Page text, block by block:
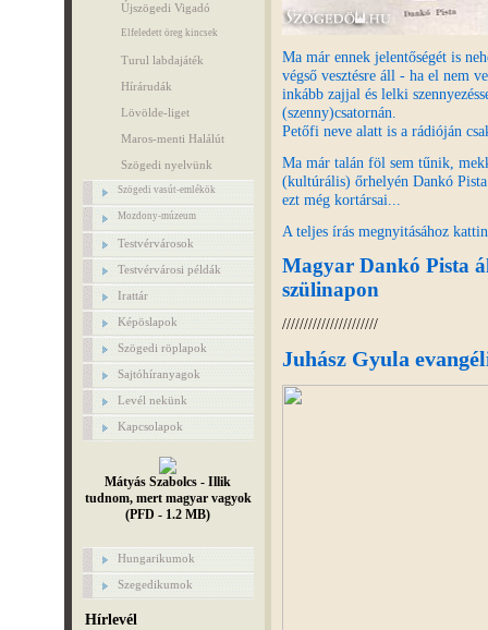
Újszögedi Vigadó
Elfeledett öreg kincsek
Turul labdajáték
Hírárudák
Lövölde-liget
Maros-menti Halálút
Szögedi nyelvünk
Szögedi vasút-emlékök
Mozdony-múzeum
Testvérvárosok
Testvérvárosi példák
Irattár
Képöslapok
Szögedi röplapok
Sajtóhíranyagok
Levél nekünk
Kapcsolapok
Mátyás Szabolcs - Illik
tudnom, mert magyar vagyok
(PFD - 1.2 MB)
Hungarikumok
Szegedikumok
Hírlevél
Ma már ennek jelentőségét is
végső vesztésre áll - ha el nem
inkább zajjal és lelki
(szenny)csatornán.
Petőfi neve alatt is a rádióján
Ma már talán föl sem tűnik,
(kultúrális) őrhelyén Dankó
ezt még kortársai...
A teljes írás megnyitásához
Magyar Dankó Pista
szülinapon
//////////////////////
Juhász Gyula